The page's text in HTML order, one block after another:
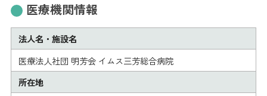
医療機関情報
法人名・施設名
医療法人社団 明芳会 イムス三芳総合病院
所在地